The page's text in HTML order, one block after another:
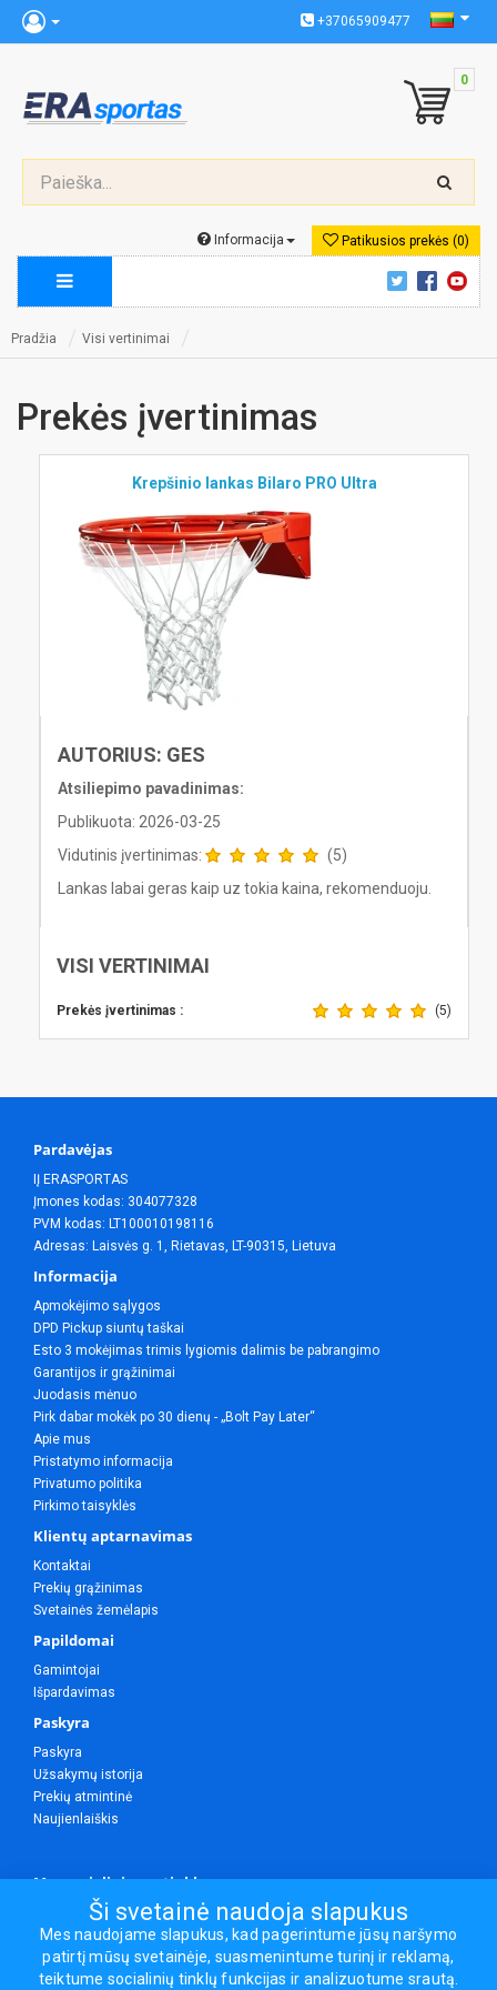
+37065909477
0
Patikusios prekės (0)
Informacija
Pradžia Visi vertinimai
Prekės įvertinimas
Krepšinio lankas Bilaro PRO Ultra
AUTORIUS: GES
Atsiliepimo pavadinimas:
Publikuota: 2026-03-25
Vidutinis įvertinimas:
(5)
Lankas labai geras kaip uz tokia kaina, rekomenduoju.
VISI VERTINIMAI
Prekės įvertinimas : (5)
Pardavėjas
IĮ ERASPORTAS
Įmones kodas: 304077328
PVM kodas: LT100010198116
Adresas: Laisvės g. 1, Rietavas, LT-90315, Lietuva
Informacija
Apmokėjimo sąlygos
DPD Pickup siuntų taškai
Esto 3 mokėjimas trimis lygiomis dalimis be pabrangimo
Garantijos ir grąžinimai
Juodasis mėnuo
Pirk dabar mokėk po 30 dienų - „Bolt Pay Later“
Apie mus
Pristatymo informacija
Privatumo politika
Pirkimo taisyklės
Klientų aptarnavimas
Kontaktai
Prekių grąžinimas
Svetainės žemėlapis
Papildomai
Gamintojai
Išpardavimas
Paskyra
Paskyra
Užsakymų istorija
Prekių atmintinė
Naujienlaiškis
Mes socialiniuose tinkluose
Visos teisės saugomos.
Ši svetainė naudoja slapukus
Mes naudojame slapukus, kad pagerintume jūsų naršymo
patirtį mūsų svetainėje, suasmenintume turinį ir reklamą,
teiktume socialinių tinklų funkcijas ir analizuotume srautą.